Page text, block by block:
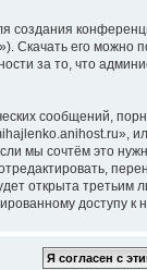
Скачать его можно
за то, что
сообщений,
мы сочтём это
открыта
доступу к